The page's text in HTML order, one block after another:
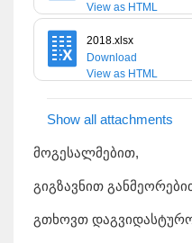
View as HTML
2018.xlsx
Download
View as HTML
Show all attachments
მოგესალმებით,
გიგზავნით
გთხოვთ